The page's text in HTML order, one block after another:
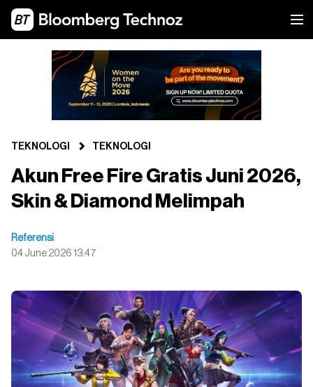
TEKNOLOGI TEKNOLOGI
Akun Free Fire Gratis Juni 2026,
Skin & Diamond Melimpah
Referensi
04 June 2026 13:47